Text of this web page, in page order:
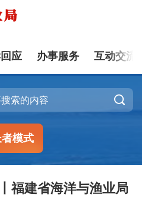
应 办事服务 互动交流

模式
福建省海洋与渔业局